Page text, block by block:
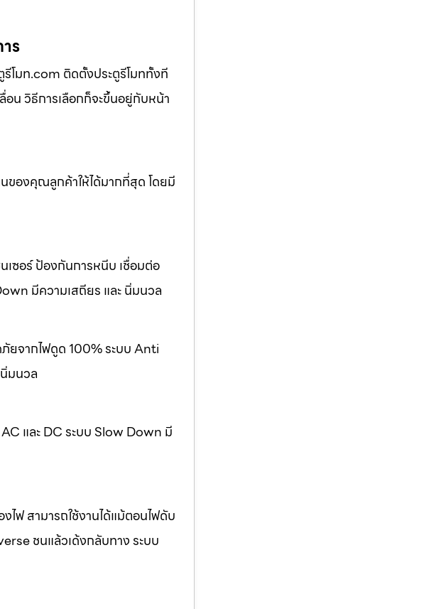
ร
โมท.com ติดตั้งประตูรีโมททั้งที
อน วิธีการเลือกก็จะขึ้นอยู่กับหน้า
ของคุณลูกค้าให้ได้มากที่สุด โดยมี
เซอร์ ป้องกันการหนีบ เชื่อมต่อ
มีความเสถียร และ นิ่มนวล
ภัยจากไฟดูด 100% ระบบ Anti
มนวล
และ DC ระบบ Slow Down มี
ไฟ สามารถใช้งานได้แม้ตอนไฟดับ
ชนแล้วเด้งกลับทาง ระบบ